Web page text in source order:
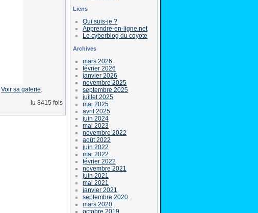
Voir sa galerie.
lu 8415 fois
Liens
Qui suis-je ?
Apprendre-en-ligne.net
Le cyberblog du coyote
Archives
mars 2026
février 2026
janvier 2026
novembre 2025
septembre 2025
juillet 2025
mai 2025
avril 2025
juin 2024
mai 2023
novembre 2022
août 2022
juin 2022
mai 2022
février 2022
novembre 2021
juin 2021
mai 2021
janvier 2021
septembre 2020
mars 2020
octobre 2019